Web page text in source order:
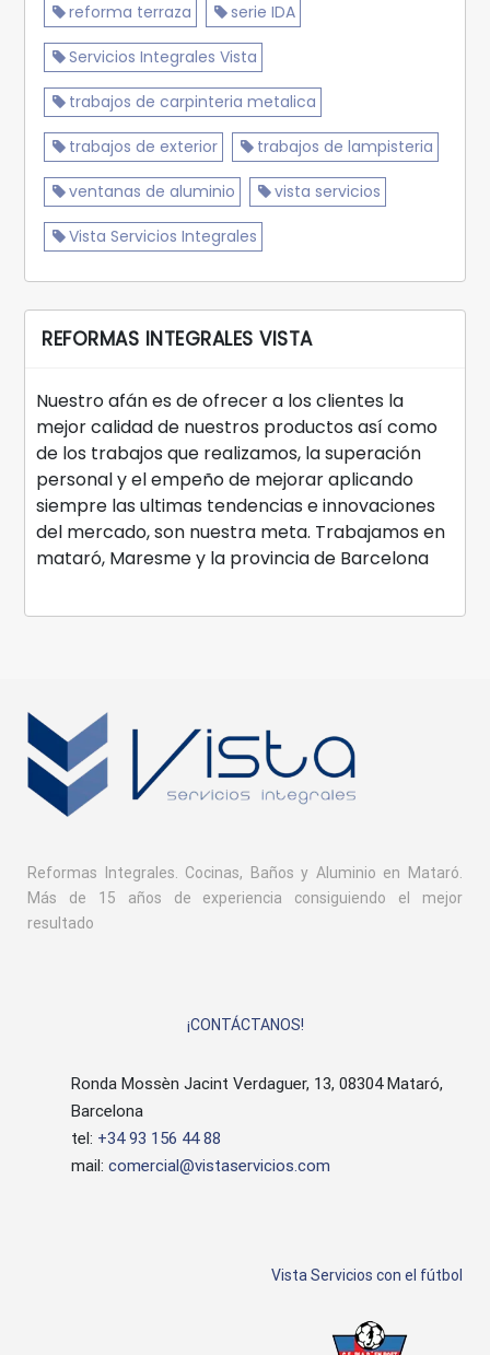
reforma terraza serie IDA
Servicios Integrales Vista
trabajos de carpinteria metalica
trabajos de exterior trabajos de lampisteria
ventanas de aluminio vista servicios
Vista Servicios Integrales
REFORMAS INTEGRALES VISTA
Nuestro afán es de ofrecer a los clientes la
mejor calidad de nuestros productos así como
de los trabajos que realizamos, la superación
personal y el empeño de mejorar aplicando
siempre las ultimas tendencias e innovaciones
del mercado, son nuestra meta. Trabajamos en
mataró, Maresme y la provincia de Barcelona
Reformas Integrales. Cocinas, Baños y Aluminio en Mataró.
Más de 15 años de experiencia consiguiendo el mejor
resultado
¡CONTÁCTANOS!
Ronda Mossèn Jacint Verdaguer, 13, 08304 Mataró,
Barcelona
tel: +34 93 156 44 88
mail: comercial@vistaservicios.com
Vista Servicios con el fútbol